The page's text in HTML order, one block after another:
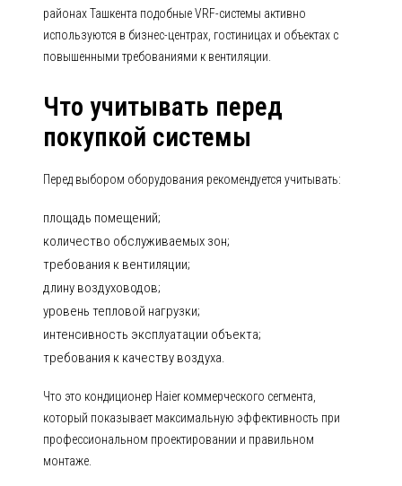
районах Ташкента подобные VRF-системы активно
используются в бизнес-центрах, гостиницах и объектах с
повышенными требованиями к вентиляции.
Что учитывать перед
покупкой системы
Перед выбором оборудования рекомендуется учитывать:
площадь помещений;
количество обслуживаемых зон;
требования к вентиляции;
длину воздуховодов;
уровень тепловой нагрузки;
интенсивность эксплуатации объекта;
требования к качеству воздуха.
Что это кондиционер Haier коммерческого сегмента,
который показывает максимальную эффективность при
профессиональном проектировании и правильном
монтаже.